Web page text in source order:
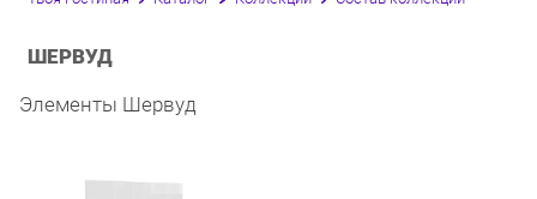
ШЕРВУД
Элементы Шервуд